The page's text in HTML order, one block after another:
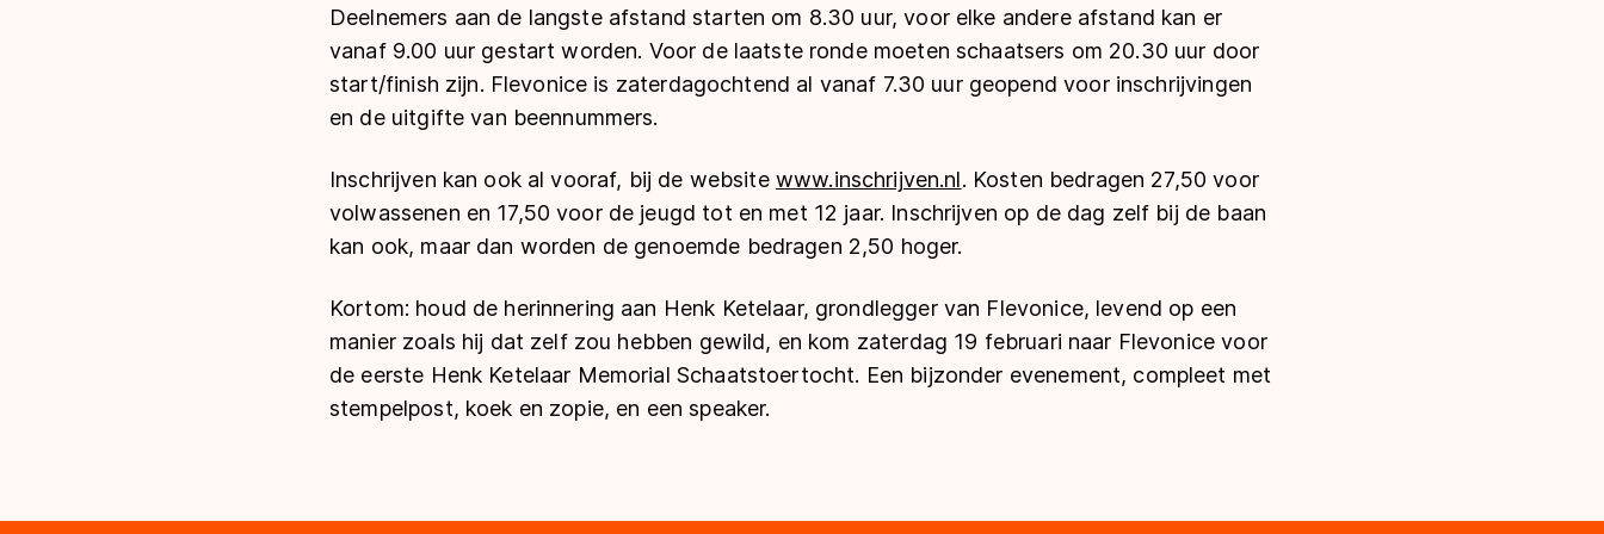
Deelnemers aan de langste afstand starten om 8.30 uur, voor elke andere afstand kan er
vanaf 9.00 uur gestart worden. Voor de laatste ronde moeten schaatsers om 20.30 uur door
start/finish zijn. Flevonice is zaterdagochtend al vanaf 7.30 uur geopend voor inschrijvingen
en de uitgifte van beennummers.
Inschrijven kan ook al vooraf, bij de website www.inschrijven.nl. Kosten bedragen 27,50 voor
volwassenen en 17,50 voor de jeugd tot en met 12 jaar. Inschrijven op de dag zelf bij de baan
kan ook, maar dan worden de genoemde bedragen 2,50 hoger.
Kortom: houd de herinnering aan Henk Ketelaar, grondlegger van Flevonice, levend op een
manier zoals hij dat zelf zou hebben gewild, en kom zaterdag 19 februari naar Flevonice voor
de eerste Henk Ketelaar Memorial Schaatstoertocht. Een bijzonder evenement, compleet met
stempelpost, koek en zopie, en een speaker.